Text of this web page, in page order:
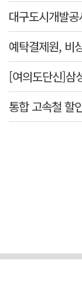
[여의도단신]삼
통합 고속철 할